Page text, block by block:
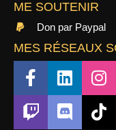
ME SOUTENIR
Don par Paypal
MES RÉSEAUX